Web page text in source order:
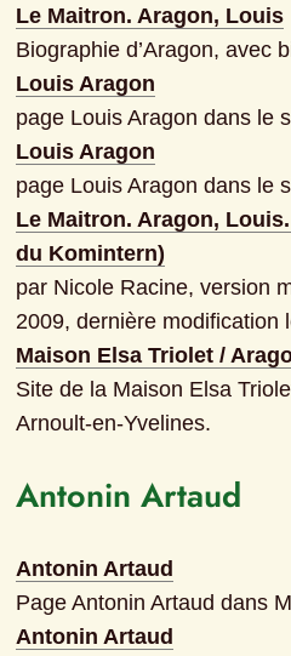
Le Maitron. Aragon, Louis
Biographie d’Aragon, avec
Louis Aragon
page Louis Aragon dans le
Louis Aragon
page Louis Aragon dans le
Le Maitron. Aragon,
du Komintern)
par Nicole Racine, version
2009, dernière modification
Maison Elsa Triolet /
Site de la Maison Elsa
Arnoult-en-Yvelines.
Antonin Artaud
Antonin Artaud
Page Antonin Artaud dans
Antonin Artaud